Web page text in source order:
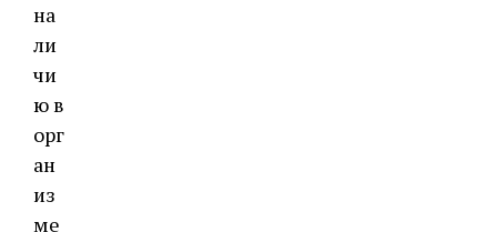
на
ли
чи
ю в
орг
ан
из
ме